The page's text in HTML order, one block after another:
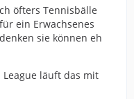
öfters Tennisbälle
ein Erwachsenes
sie können eh
läuft das mit